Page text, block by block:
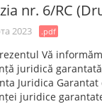
nr. 6/RC
2023 .pdf
Vă
juridică
Juridica
juridice